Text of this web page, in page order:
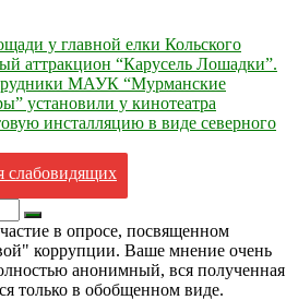
у главной елки Кольского
аттракцион “Карусель Лошадки”.
МАУК “Мурманские
установили у кинотеатра
инсталляцию в виде северного
слабовидящих
Искатьв опросе, посвященном
коррупции. Ваше мнение очень
анонимный, вся полученная
только в обобщенном виде.